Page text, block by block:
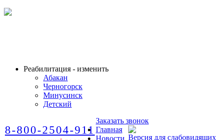
Реабилитация - изменить
Абакан
Черногорск
Минусинск
Детский
8-800-2504-911
Заказать звонок
Версия для слабовидящих
Главная
Новости